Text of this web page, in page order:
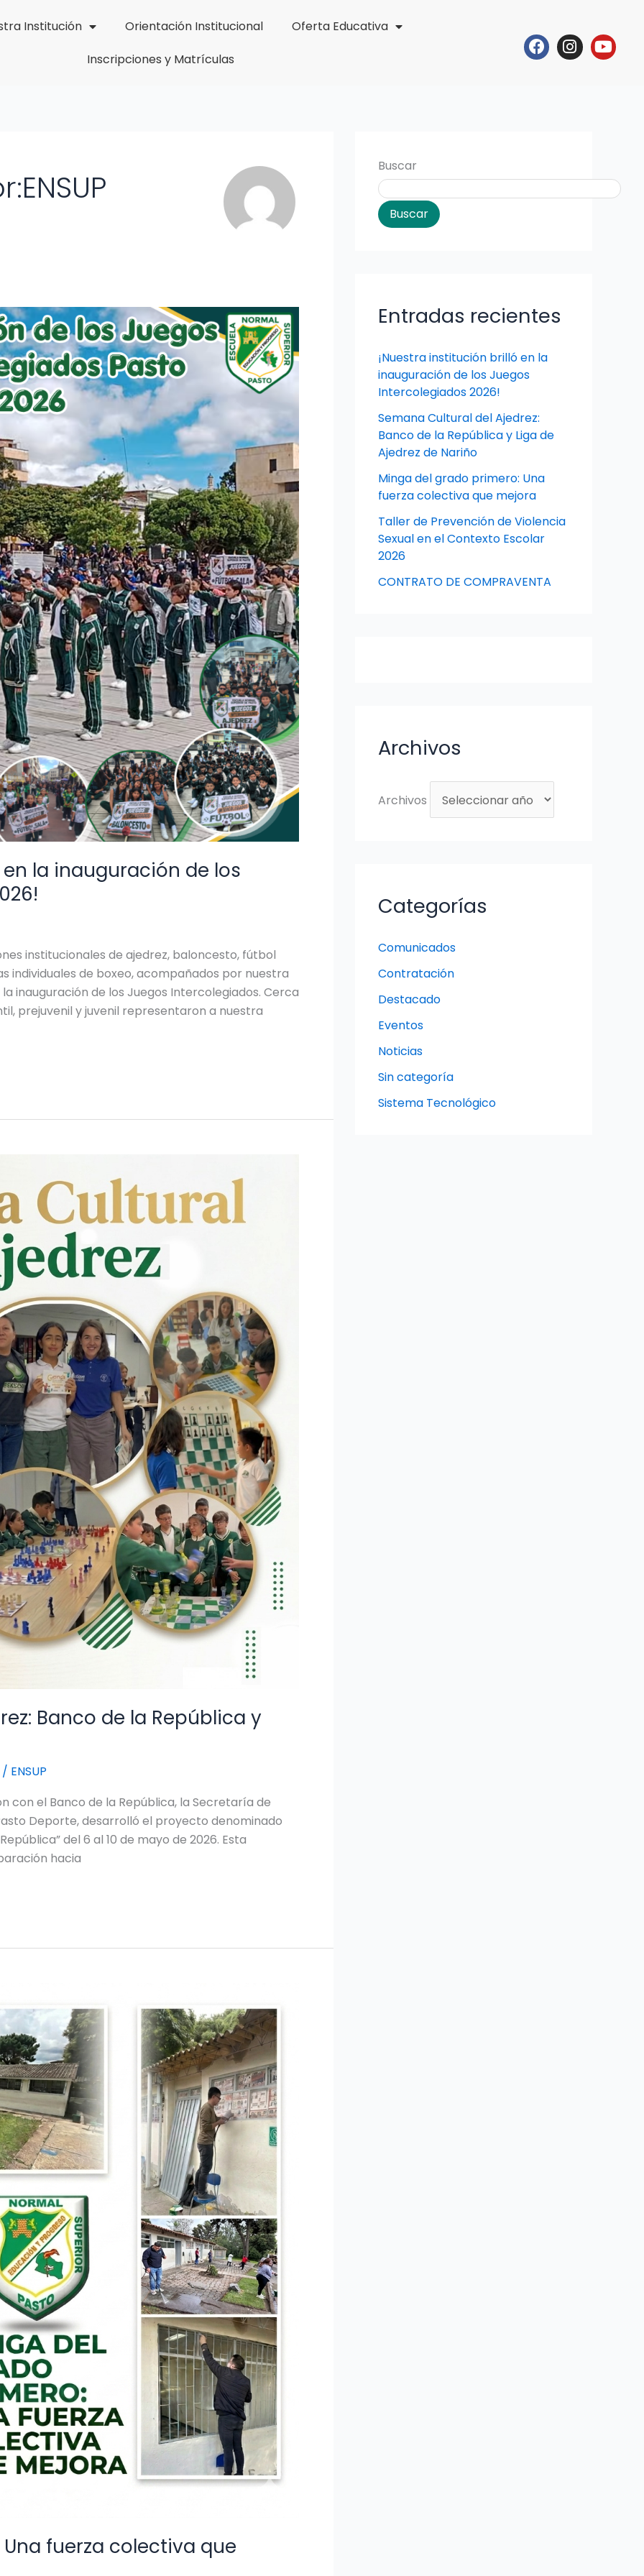
Institución Orientación Institucional
Oferta Educativa
Inscripciones y Matrículas
Facebook
la inauguración de los
institucionales de ajedrez, baloncesto, fútbol
individuales de boxeo, acompañados por nuestra
inauguración de los Juegos Intercolegiados. Cerca
prejuvenil y juvenil representaron a nuestra
Banco de la República y
/ ENSUP
con el Banco de la República, la Secretaría de
Deporte, desarrolló el proyecto denominado
del 6 al 10 de mayo de 2026. Esta
hacia
fuerza colectiva que
Buscar
Buscar
Entradas recientes
¡Nuestra institución brilló en la
inauguración de los Juegos
Intercolegiados 2026!
Semana Cultural del Ajedrez:
Banco de la República y Liga de
Ajedrez de Nariño
Minga del grado primero: Una
fuerza colectiva que mejora
Taller de Prevención de Violencia
Sexual en el Contexto Escolar
2026
CONTRATO DE COMPRAVENTA
Archivos
Archivos
Categorías
Comunicados
Contratación
Destacado
Eventos
Noticias
Sin categoría
Sistema Tecnológico